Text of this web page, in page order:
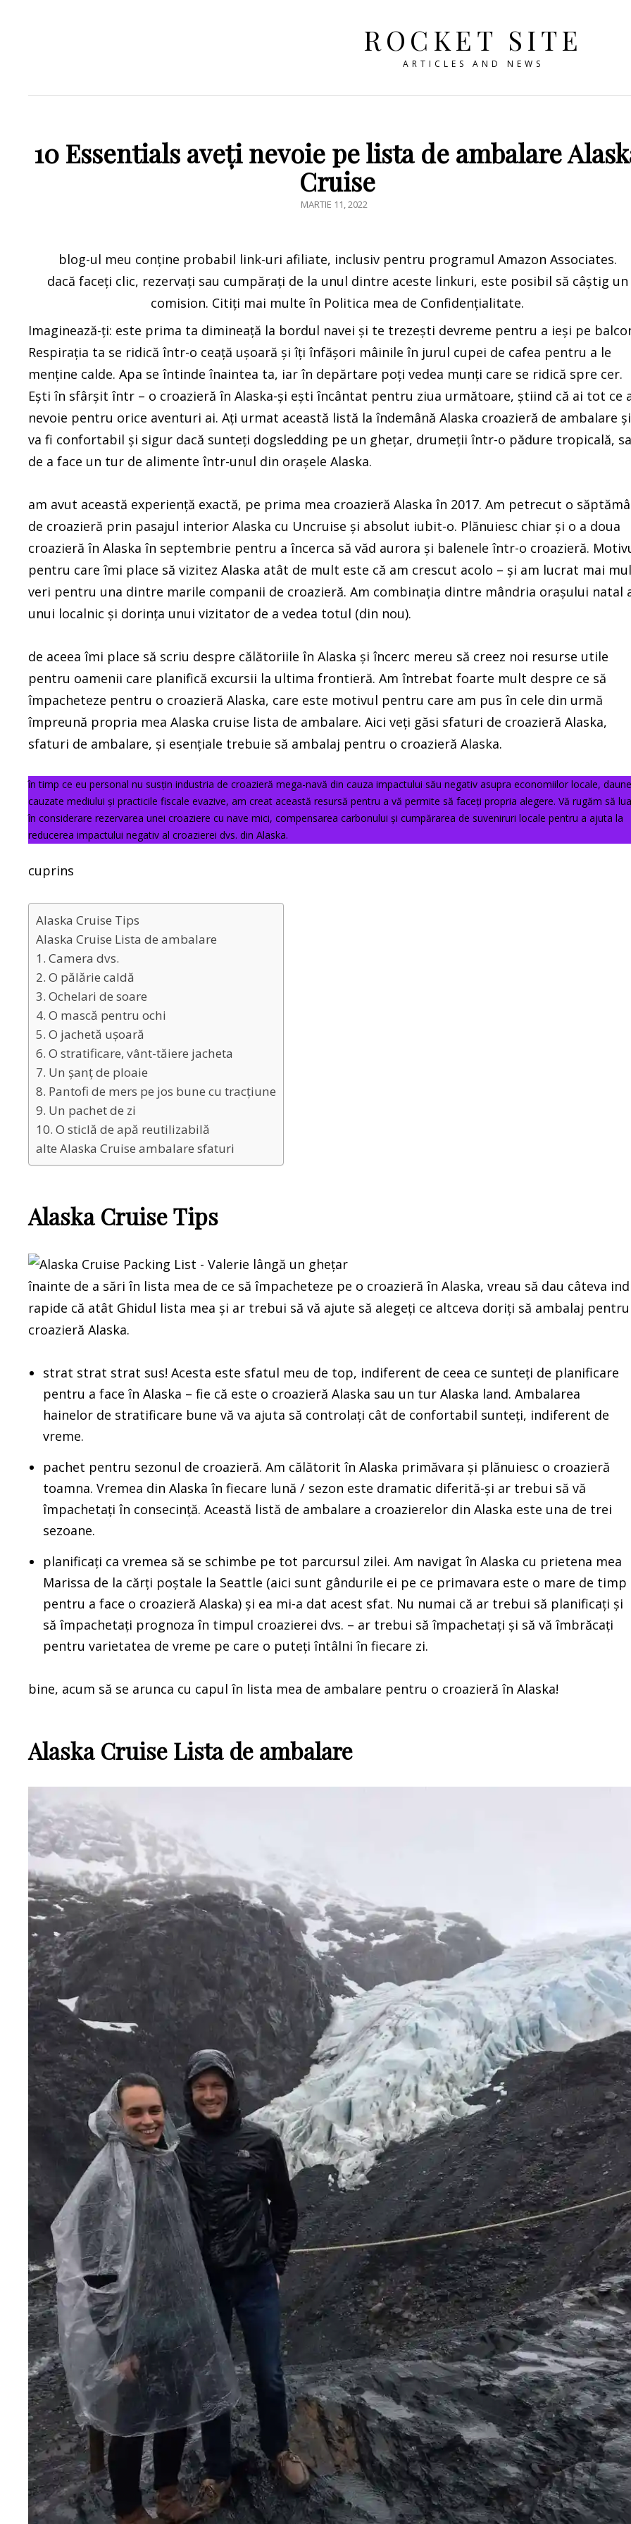
ROCKET SITE
ARTICLES AND NEWS
10 Essentials aveți nevoie pe lista de ambalare
Cruise
POSTED
MARTIE 11, 2022
blog-ul meu conține probabil link-uri afiliate, inclusiv pentru programul Amazon Associates.
dacă faceți clic, rezervați sau cumpărați de la unul dintre aceste linkuri, este posibil să câștig un
comision. Citiți mai multe în Politica mea de Confidențialitate.
Imaginează-ți: este prima ta dimineață la bordul navei și te trezești devreme pentru a ieși pe
Respirația ta se ridică într-o ceață ușoară și îți înfășori mâinile în jurul cupei de cafea pentru a le
menține calde. Apa se întinde înaintea ta, iar în depărtare poți vedea munți care se ridică spre cer.
Ești în sfârșit într – o croazieră în Alaska-și ești încântat pentru ziua următoare, știind că ai tot ce
nevoie pentru orice aventuri ai. Ați urmat această listă la îndemână Alaska croazieră de ambalare și
va fi confortabil și sigur dacă sunteți dogsledding pe un ghețar, drumeții într-o pădure tropicală,
de a face un tur de alimente într-unul din orașele Alaska.
am avut această experiență exactă, pe prima mea croazieră Alaska în 2017. Am petrecut o
de croazieră prin pasajul interior Alaska cu Uncruise și absolut iubit-o. Plănuiesc chiar și o a doua
croazieră în Alaska în septembrie pentru a încerca să văd aurora și balenele într-o croazieră.
pentru care îmi place să vizitez Alaska atât de mult este că am crescut acolo – și am lucrat mai
veri pentru una dintre marile companii de croazieră. Am combinația dintre mândria orașului natal
unui localnic și dorința unui vizitator de a vedea totul (din nou).
de aceea îmi place să scriu despre călătoriile în Alaska și încerc mereu să creez noi resurse utile
pentru oamenii care planifică excursii la ultima frontieră. Am întrebat foarte mult despre ce să
împacheteze pentru o croazieră Alaska, care este motivul pentru care am pus în cele din urmă
împreună propria mea Alaska cruise lista de ambalare. Aici veți găsi sfaturi de croazieră Alaska,
sfaturi de ambalare, și esențiale trebuie să ambalaj pentru o croazieră Alaska.
în timp ce eu personal nu susțin industria de croazieră mega-navă din cauza impactului său negativ asupra economiilor locale,
cauzate mediului și practicile fiscale evazive, am creat această resursă pentru a vă permite să faceți propria alegere. Vă rugăm să
în considerare rezervarea unei croaziere cu nave mici, compensarea carbonului și cumpărarea de suveniruri locale pentru a ajuta la
reducerea impactului negativ al croazierei dvs. din Alaska.
cuprins
Alaska Cruise Tips
Alaska Cruise Lista de ambalare
1. Camera dvs.
2. O pălărie caldă
3. Ochelari de soare
4. O mască pentru ochi
5. O jachetă ușoară
6. O stratificare, vânt-tăiere jacheta
7. Un șanț de ploaie
8. Pantofi de mers pe jos bune cu tracțiune
9. Un pachet de zi
10. O sticlă de apă reutilizabilă
alte Alaska Cruise ambalare sfaturi
Alaska Cruise Tips
înainte de a sări în lista mea de ce să împacheteze pe o croazieră în Alaska, vreau să dau câteva
rapide că atât Ghidul lista mea și ar trebui să vă ajute să alegeți ce altceva doriți să ambalaj pentru
croazieră Alaska.
strat strat strat sus! Acesta este sfatul meu de top, indiferent de ceea ce sunteți de planificare
pentru a face în Alaska – fie că este o croazieră Alaska sau un tur Alaska land. Ambalarea
hainelor de stratificare bune vă va ajuta să controlați cât de confortabil sunteți, indiferent de
vreme.
pachet pentru sezonul de croazieră. Am călătorit în Alaska primăvara și plănuiesc o croazieră
toamna. Vremea din Alaska în fiecare lună / sezon este dramatic diferită-și ar trebui să vă
împachetați în consecință. Această listă de ambalare a croazierelor din Alaska este una de trei
sezoane.
planificați ca vremea să se schimbe pe tot parcursul zilei. Am navigat în Alaska cu prietena mea
Marissa de la cărți poștale la Seattle (aici sunt gândurile ei pe ce primavara este o mare de timp
pentru a face o croazieră Alaska) și ea mi-a dat acest sfat. Nu numai că ar trebui să planificați și
să împachetați prognoza în timpul croazierei dvs. – ar trebui să împachetați și să vă îmbrăcați
pentru varietatea de vreme pe care o puteți întâlni în fiecare zi.
bine, acum să se arunca cu capul în lista mea de ambalare pentru o croazieră în Alaska!
Alaska Cruise Lista de ambalare